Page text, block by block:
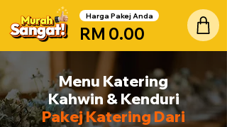
RM 0.00
Harga Pakej Anda
Menu Katering
Kahwin & Kenduri
Pakej Katering Dari